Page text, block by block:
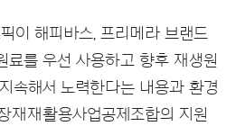
이 해피바스, 프리메라 브랜드
료를 우선 사용하고 향후 재생원
속해서 노력한다는 내용과 환경
재재활용사업공제조합의 지원